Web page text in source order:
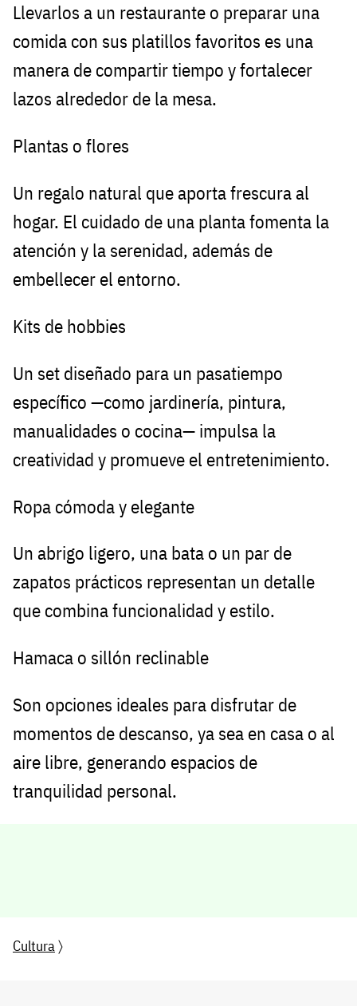
Llevarlos a un restaurante o preparar una
comida con sus platillos favoritos es una
manera de compartir tiempo y fortalecer
lazos alrededor de la mesa.
Plantas o flores
Un regalo natural que aporta frescura al
hogar. El cuidado de una planta fomenta la
atención y la serenidad, además de
embellecer el entorno.
Kits de hobbies
Un set diseñado para un pasatiempo
específico —como jardinería, pintura,
manualidades o cocina— impulsa la
creatividad y promueve el entretenimiento.
Ropa cómoda y elegante
Un abrigo ligero, una bata o un par de
zapatos prácticos representan un detalle
que combina funcionalidad y estilo.
Hamaca o sillón reclinable
Son opciones ideales para disfrutar de
momentos de descanso, ya sea en casa o al
aire libre, generando espacios de
tranquilidad personal.
Cultura〉